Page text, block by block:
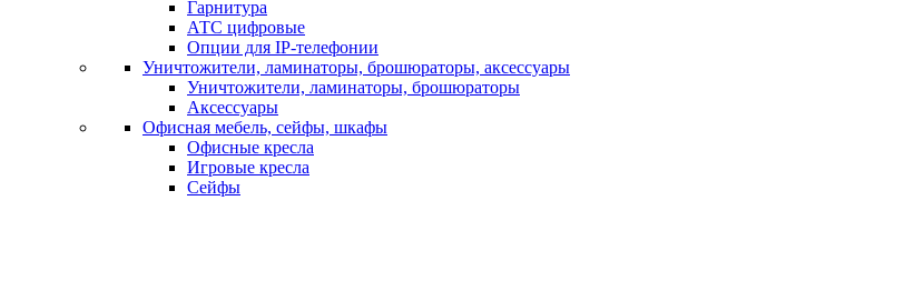
Гарнитура
АТС цифровые
Опции для IP-телефонии
Уничтожители, ламинаторы, брошюраторы, аксессуары
Уничтожители, ламинаторы, брошюраторы
Аксессуары
Офисная мебель, сейфы, шкафы
Офисные кресла
Игровые кресла
Сейфы